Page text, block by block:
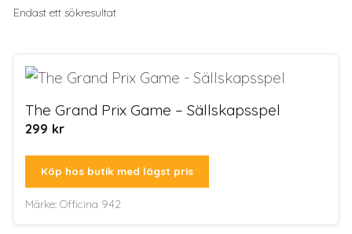
Endast ett sökresultat
The Grand Prix Game – Sällskapsspel
299 kr
Köp hos butik med lägst pris
Märke: Officina 942